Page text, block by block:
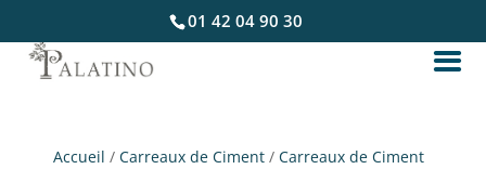
01 42 04 90 30
Accueil /Carreaux de Ciment /Carreaux de Ciment